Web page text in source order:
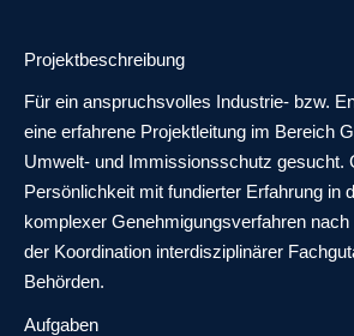
Projektbeschreibung
Für ein anspruchsvolles Industrie- bzw.
eine erfahrene Projektleitung im Bereich
Umwelt- und Immissionsschutz gesucht.
Persönlichkeit mit fundierter Erfahrung in
komplexer Genehmigungsverfahren
der Koordination interdisziplinärer
Behörden.
Aufgaben